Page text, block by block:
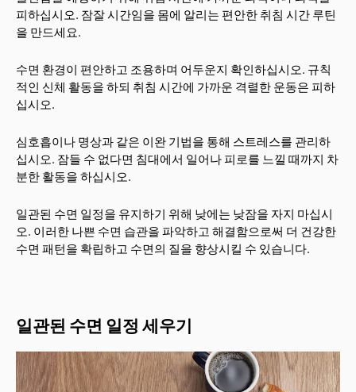
피하십시오. 잠잘 시간임을 몸에 알리는 편안한 취침 시간 루틴
을 만드세요.
수면 환경이 편안하고 조용하며 어두운지 확인하십시오. 규칙
적인 신체 활동을 하되 취침 시간에 가까운 격렬한 운동은 피하
십시오.
심호흡이나 명상과 같은 이완 기법을 통해 스트레스를 관리하
십시오. 잠들 수 없다면 침대에서 일어나 피로를 느낄 때까지 차
분한 활동을 하십시오.
일관된 수면 일정을 유지하기 위해 낮에는 낮잠을 자지 마십시
오. 이러한 나쁜 수면 습관을 파악하고 해결함으로써 더 건강한
수면 패턴을 확립하고 수면의 질을 향상시킬 수 있습니다.
일관된 수면 일정 세우기